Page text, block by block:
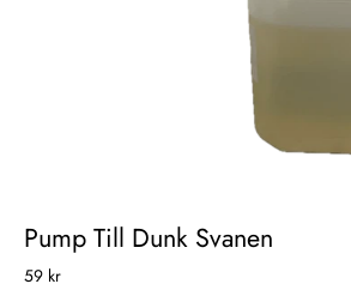
Pump Till Dunk Svanen
59 kr